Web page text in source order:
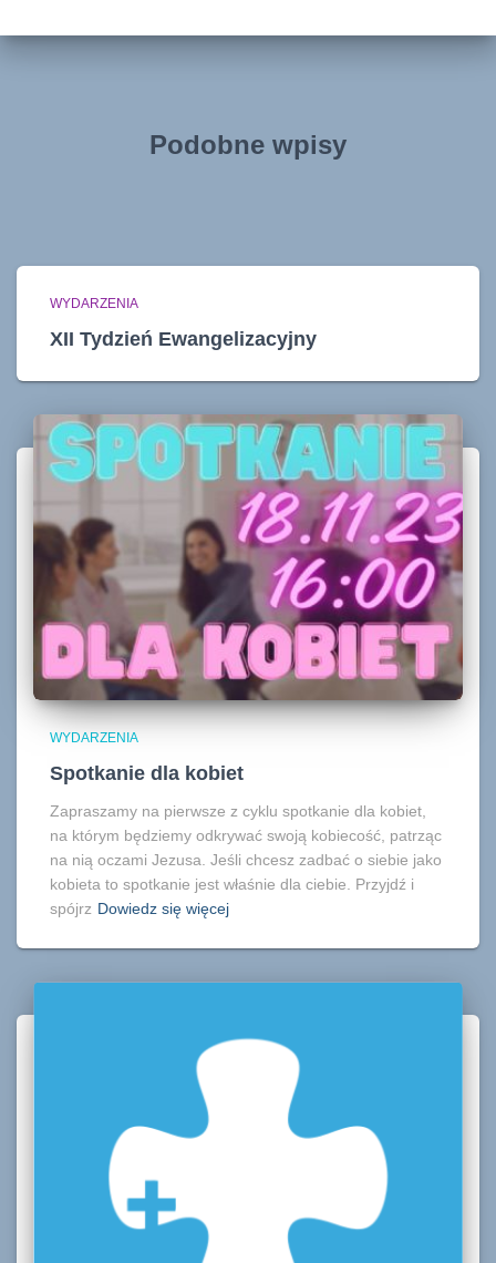
Podobne wpisy
WYDARZENIA
XII Tydzień Ewangelizacyjny
WYDARZENIA
Spotkanie dla kobiet
Zapraszamy na pierwsze z cyklu spotkanie dla kobiet,
na którym będziemy odkrywać swoją kobiecość, patrząc
na nią oczami Jezusa. Jeśli chcesz zadbać o siebie jako
kobieta to spotkanie jest właśnie dla ciebie. Przyjdź i
spójrz Dowiedz się więcej